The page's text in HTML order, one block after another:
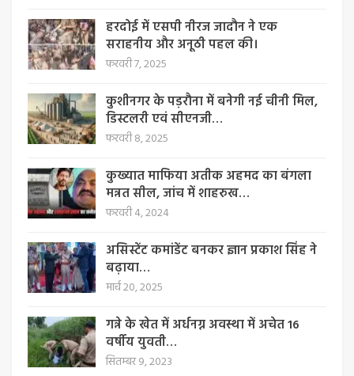
हरदोई में एसपी नीरज जादौन ने एक
सराहनीय और अनूठी पहल की।
फरवरी 7, 2025
कुशीनगर के पड़रौना में बनेगी नई चीनी मिल,
डिस्टलरी एवं सीएनजी…
फरवरी 8, 2025
कुख्यात माफिया अतीक अहमद का बंगला
मन्नत सील, जांच में शाहरुख…
फरवरी 4, 2024
असिस्टेंट कमांडेंट बनकर ज्ञान प्रकाश सिंह ने
बढ़ाया…
मार्च 20, 2025
गन्ने के खेत में अर्धनग्न अवस्था में अचेत 16
वर्षीय युवती…
सितम्बर 9, 2023